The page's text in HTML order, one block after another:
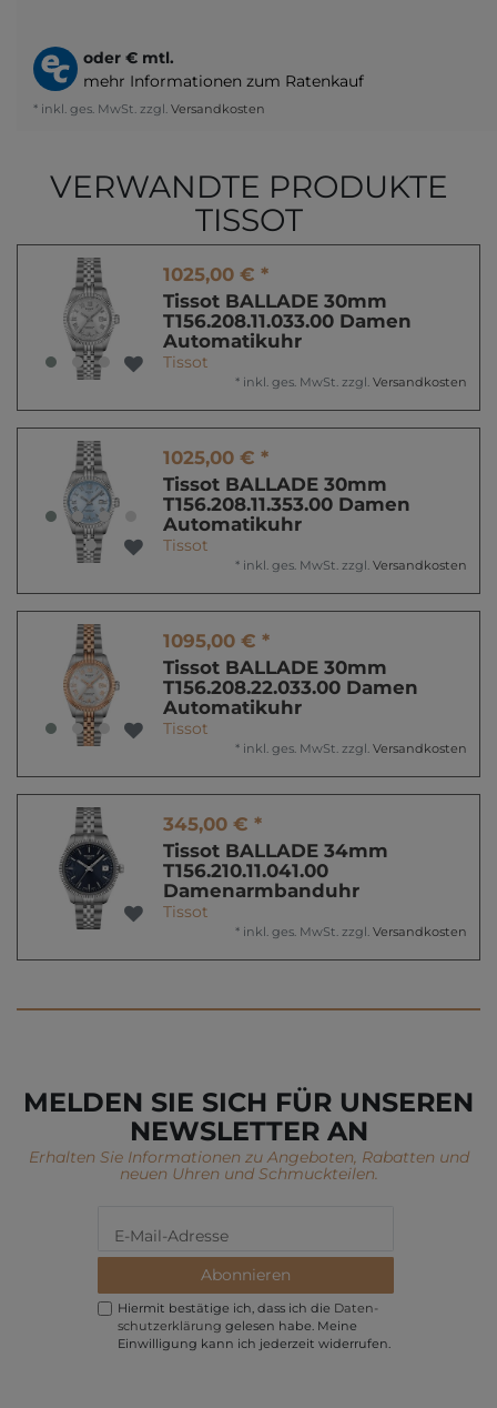
oder € mtl.
mehr Informationen zum Ratenkauf
* inkl. ges. MwSt. zzgl. Versandkosten
VERWANDTE PRODUKTE
TISSOT
1025,00 € *
Tissot BALLADE 30mm
T156.208.11.033.00 Damen
Automatikuhr
Tissot
* inkl. ges. MwSt. zzgl. Versandkosten
1025,00 € *
Tissot BALLADE 30mm
T156.208.11.353.00 Damen
Automatikuhr
Tissot
* inkl. ges. MwSt. zzgl. Versandkosten
1095,00 € *
Tissot BALLADE 30mm
T156.208.22.033.00 Damen
Automatikuhr
Tissot
* inkl. ges. MwSt. zzgl. Versandkosten
345,00 € *
Tissot BALLADE 34mm
T156.210.11.041.00
Damenarmbanduhr
Tissot
* inkl. ges. MwSt. zzgl. Versandkosten
MELDEN SIE SICH FÜR UNSEREN
NEWSLETTER AN
Erhalten Sie Informationen zu Angeboten, Rabatten und
neuen Uhren und Schmuckteilen.
Abonnieren
Hiermit bestätige ich, dass ich die Daten­
schutz­erklärung gelesen habe. Meine
Einwilligung kann ich jederzeit widerrufen.